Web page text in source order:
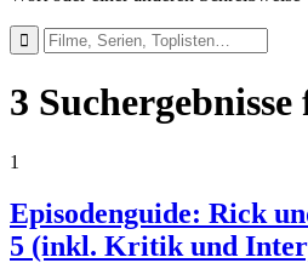
3
1
Episodenguide: Rick
5 (inkl. Kritik und